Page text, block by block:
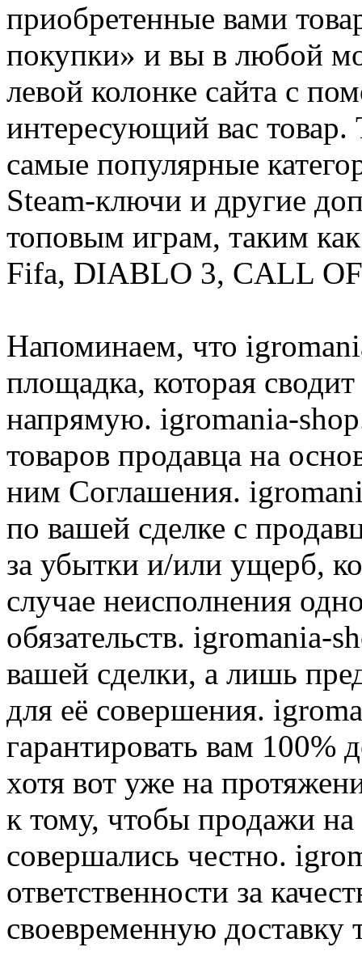
приобретенные вами
покупки» и вы в любой
левой колонке сайта с
интересующий вас
самые популярные
Steam-ключи и другие
топовым играм, таким
Fifa, DIABLO 3, CALL
Напоминаем, что
площадка, которая
напрямую. igromania-
товаров продавца на
ним Соглашения.
по вашей сделке с
за убытки и/или ущерб,
случае неисполнения
обязательств. igromania-
вашей сделки, а лишь
для её совершения.
гарантировать вам 100%
хотя вот уже на
к тому, чтобы продажи
совершались честно.
ответственности за
своевременную доставку